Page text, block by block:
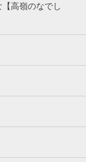
高嶺のなでし